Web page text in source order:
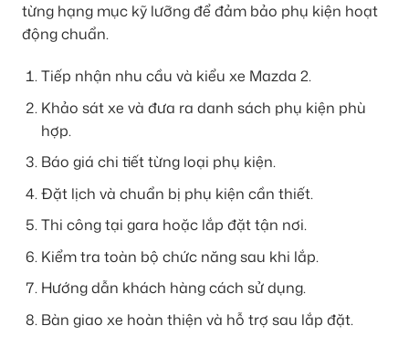
từng hạng mục kỹ lưỡng để đảm bảo phụ kiện hoạt
động chuẩn.
Tiếp nhận nhu cầu và kiểu xe Mazda 2.
Khảo sát xe và đưa ra danh sách phụ kiện phù
hợp.
Báo giá chi tiết từng loại phụ kiện.
Đặt lịch và chuẩn bị phụ kiện cần thiết.
Thi công tại gara hoặc lắp đặt tận nơi.
Kiểm tra toàn bộ chức năng sau khi lắp.
Hướng dẫn khách hàng cách sử dụng.
Bàn giao xe hoàn thiện và hỗ trợ sau lắp đặt.